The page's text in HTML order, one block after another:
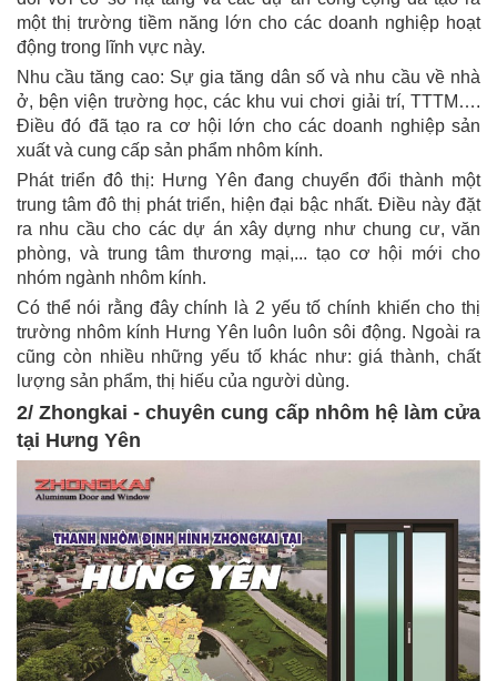
một thị trường tiềm năng lớn cho các doanh nghiệp hoạt
động trong lĩnh vực này.
Nhu cầu tăng cao: Sự gia tăng dân số và nhu cầu về nhà
ở, bện viện trường học, các khu vui chơi giải trí, TTTM….
Điều đó đã tạo ra cơ hội lớn cho các doanh nghiệp sản
xuất và cung cấp sản phẩm nhôm kính.
Phát triển đô thị: Hưng Yên đang chuyển đổi thành một
trung tâm đô thị phát triển, hiện đại bậc nhất. Điều này đặt
ra nhu cầu cho các dự án xây dựng như chung cư, văn
phòng, và trung tâm thương mại,... tạo cơ hội mới cho
nhóm ngành nhôm kính.
Có thể nói rằng đây chính là 2 yếu tố chính khiến cho thị
trường nhôm kính Hưng Yên luôn luôn sôi động. Ngoài ra
cũng còn nhiều những yếu tố khác như: giá thành, chất
lượng sản phẩm, thị hiếu của người dùng.
2/ Zhongkai - chuyên cung cấp nhôm hệ làm cửa
tại Hưng Yên